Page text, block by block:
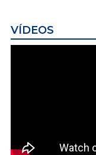
VÍDEOS